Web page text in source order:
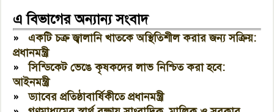
এ বিভাগের অন্যান্য সংবাদ
»একটি চক্র জ্বালানি খাতকে অস্থিতিশীল করার জন্য সক্রিয়:
প্রধানমন্ত্রী
»সিন্ডিকেট ভেঙে কৃষকদের লাভ নিশ্চিত করা হবে:
আইনমন্ত্রী
»ড্যাবের প্রতিষ্ঠাবার্ষিকীতে প্রধানমন্ত্রী